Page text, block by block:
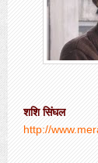
शशि सिंघल
http://